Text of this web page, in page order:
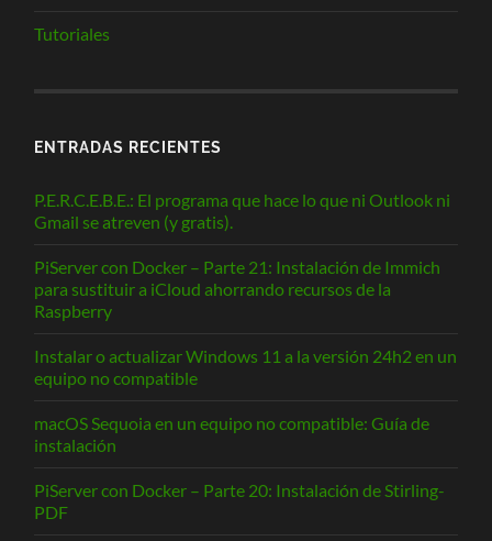
Tutoriales
ENTRADAS RECIENTES
P.E.R.C.E.B.E.: El programa que hace lo que ni Outlook ni
Gmail se atreven (y gratis).
PiServer con Docker – Parte 21: Instalación de Immich
para sustituir a iCloud ahorrando recursos de la
Raspberry
Instalar o actualizar Windows 11 a la versión 24h2 en un
equipo no compatible
macOS Sequoia en un equipo no compatible: Guía de
instalación
PiServer con Docker – Parte 20: Instalación de Stirling-
PDF